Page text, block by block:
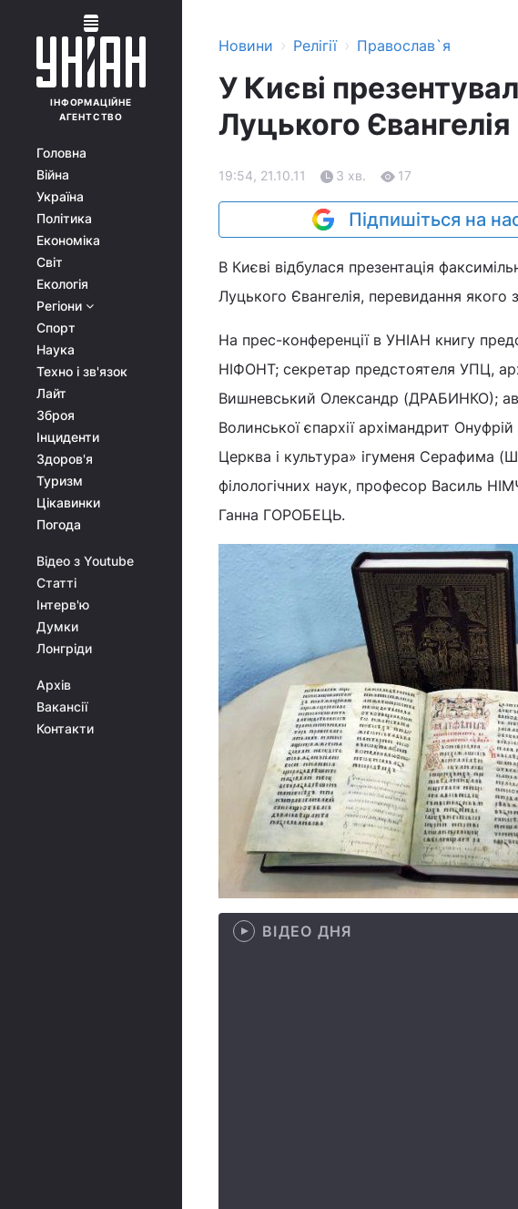
ІНФОРМАЦІЙНЕ
АГЕНТСТВО
Головна
Війна
Україна
Політика
Економіка
Світ
Екологія
Регіони
Спорт
Наука
Техно і зв'язок
Лайт
Зброя
Інциденти
Здоров'я
Туризм
Цікавинки
Погода
Відео з Youtube
Статті
Інтерв'ю
Думки
Лонгріди
Архів
Вакансії
Контакти
Новини › Релігії › Православ`я
У Києві
Луцького Євангелія
19:54, 21.10.11 3 хв. 17
Підпишіться на
В Києві відбулася презентація
Луцького Євангелія, перевидання якого
На прес-конференції в УНІАН книгу
НІФОНТ; секретар предстоятеля УПЦ,
Вишневський Олександр (ДРАБИНКО);
Волинської єпархії архімандрит
Церква і культура» ігуменя Серафима
філологічних наук, професор Василь
Ганна ГОРОБЕЦЬ.
ВІДЕО ДНЯ